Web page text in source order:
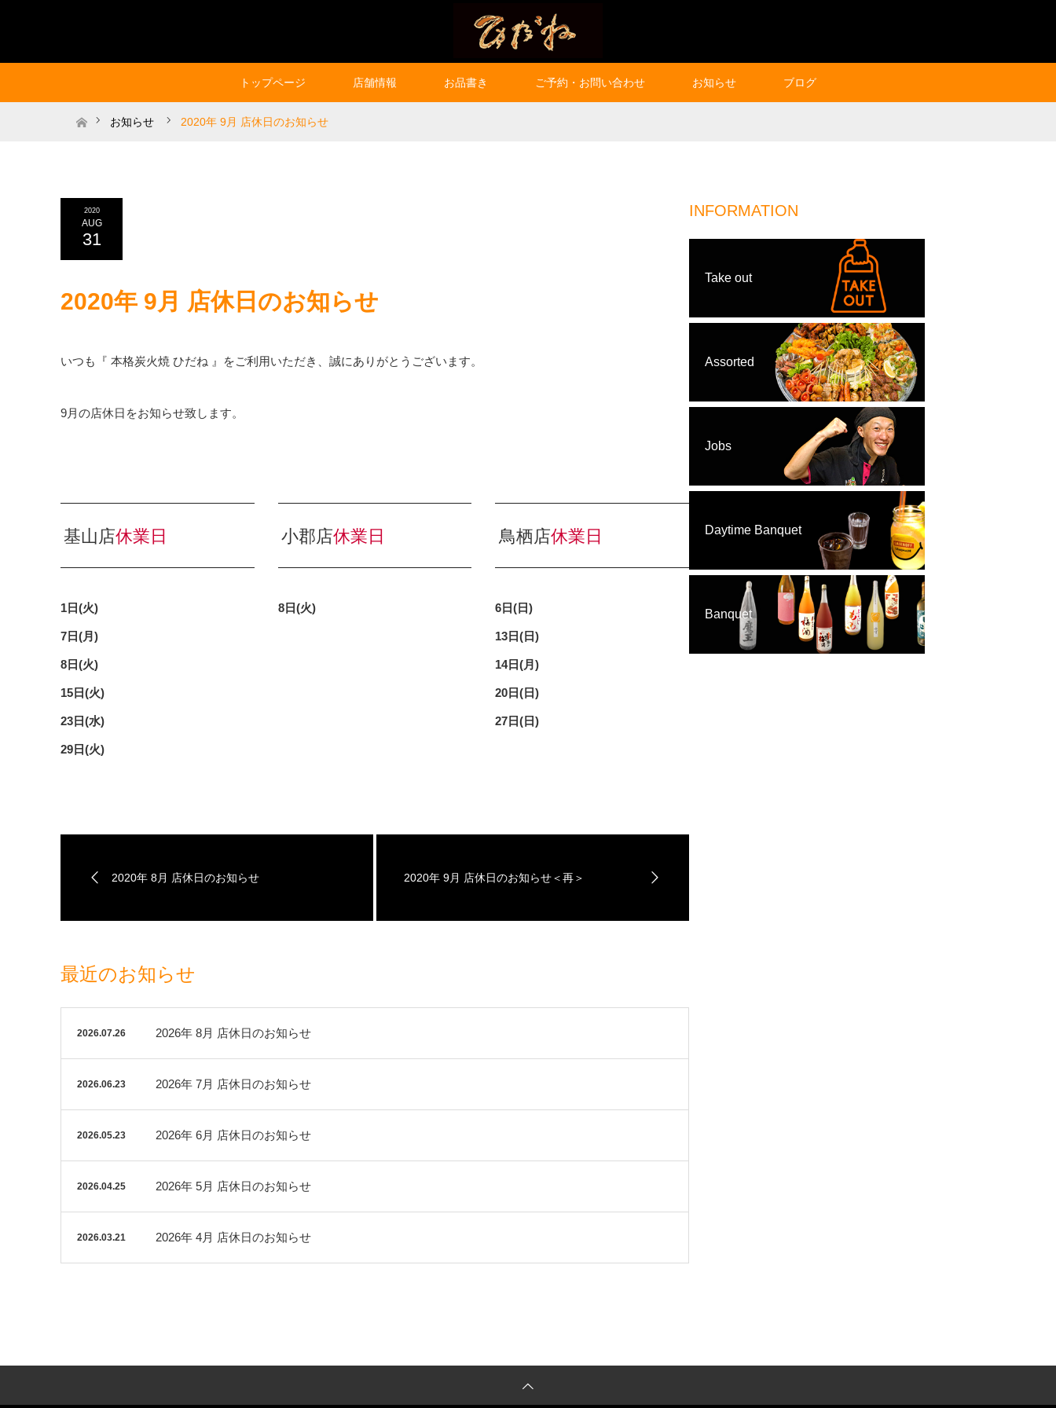
トップページ 店舗情報 お品書き ご予約・お問い合わせ お知らせ ブログ
ホームお知らせ 2020年 9月 店休日のお知らせ
2020
AUG
31
2020年 9月 店休日のお知らせ
いつも『 本格炭火焼 ひだね 』をご利用いただき、誠にありがとうございます。
9月の店休日をお知らせ致します。
基山店休業日
1日(火)
7日(月)
8日(火)
15日(火)
23日(水)
29日(火)
小郡店休業日
8日(火)
鳥栖店休業日
6日(日)
13日(日)
14日(月)
20日(日)
27日(日)
2020年 8月 店休日のお知らせ 2020年 9月 店休日のお知らせ＜再＞
最近のお知らせ
2026.07.26 2026年 8月 店休日のお知らせ
2026.06.23 2026年 7月 店休日のお知らせ
2026.05.23 2026年 6月 店休日のお知らせ
2026.04.25 2026年 5月 店休日のお知らせ
2026.03.21 2026年 4月 店休日のお知らせ
INFORMATION
Take out
Assorted
Jobs
Daytime Banquet
Banquet